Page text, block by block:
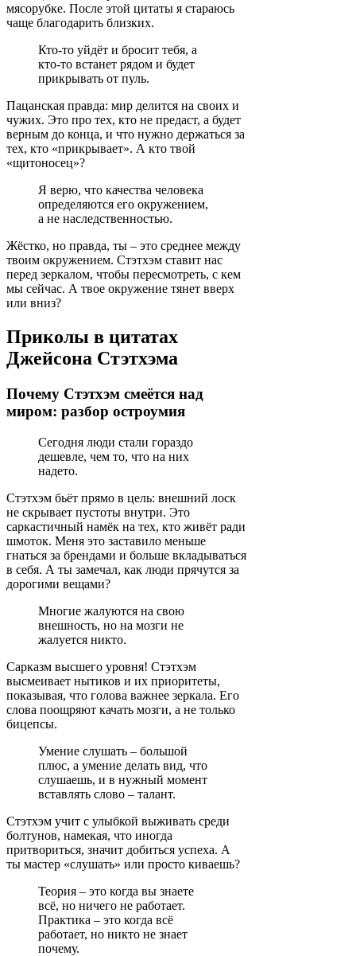
мясорубке. После этой цитаты я стараюсь
чаще благодарить близких.
Кто-то уйдёт и бросит тебя, а
кто-то встанет рядом и будет
прикрывать от пуль.
Пацанская правда: мир делится на своих и
чужих. Это про тех, кто не предаст, а будет
верным до конца, и что нужно держаться за
тех, кто «прикрывает». А кто твой
«щитоносец»?
Я верю, что качества человека
определяются его окружением,
а не наследственностью.
Жёстко, но правда, ты – это среднее между
твоим окружением. Стэтхэм ставит нас
перед зеркалом, чтобы пересмотреть, с кем
мы сейчас. А твое окружение тянет вверх
или вниз?
Приколы в цитатах
Джейсона Стэтхэма
Почему Стэтхэм смеётся над
миром: разбор остроумия
Сегодня люди стали гораздо
дешевле, чем то, что на них
надето.
Стэтхэм бьёт прямо в цель: внешний лоск
не скрывает пустоты внутри. Это
саркастичный намёк на тех, кто живёт ради
шмоток. Меня это заставило меньше
гнаться за брендами и больше вкладываться
в себя. А ты замечал, как люди прячутся за
дорогими вещами?
Многие жалуются на свою
внешность, но на мозги не
жалуется никто.
Сарказм высшего уровня! Стэтхэм
высмеивает нытиков и их приоритеты,
показывая, что голова важнее зеркала. Его
слова поощряют качать мозги, а не только
бицепсы.
Умение слушать – большой
плюс, а умение делать вид, что
слушаешь, и в нужный момент
вставлять слово – талант.
Стэтхэм учит с улыбкой выживать среди
болтунов, намекая, что иногда
притвориться, значит добиться успеха. А
ты мастер «слушать» или просто киваешь?
Теория – это когда вы знаете
всё, но ничего не работает.
Практика – это когда всё
работает, но никто не знает
почему.